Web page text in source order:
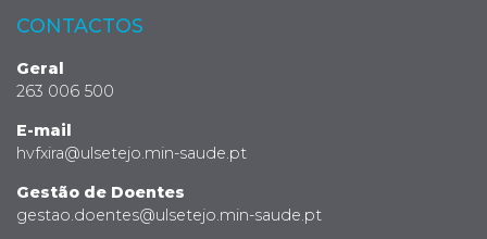
CONTACTOS
Geral
263 006 500
E-mail
hvfxira@ulsetejo.min-saude.pt
Gestão de Doentes
gestao.doentes@ulsetejo.min-saude.pt